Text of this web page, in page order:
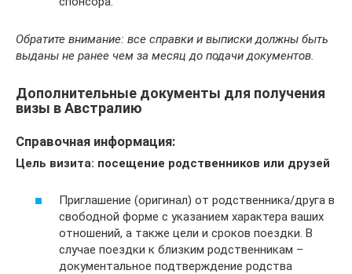
Обратите внимание: все справки и выписки должны быть
выданы не ранее чем за месяц до подачи документов.
Дополнительные документы для получения
визы в Австралию
Справочная информация:
Цель визита: посещение родственников или друзей
Приглашение (оригинал) от родственника/друга в
свободной форме с указанием характера ваших
отношений, а также цели и сроков поездки. В
случае поездки к близким родственникам –
документальное подтверждение родства